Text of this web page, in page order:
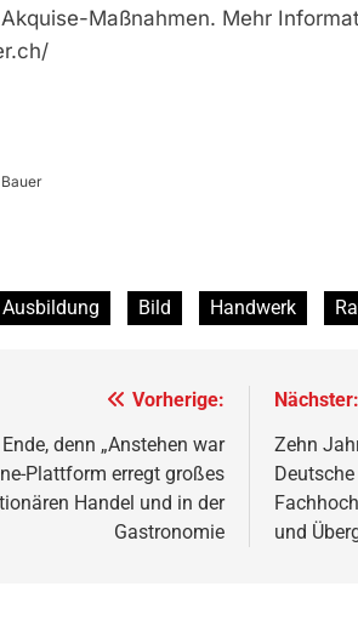
Maßnahmen. Mehr
Ausbildung Bild Handwerk
Vorherige:
denn „Anstehen war
Plattform erregt großes
Handel und in der
Gastronomie
Nächster:
Zehn
und